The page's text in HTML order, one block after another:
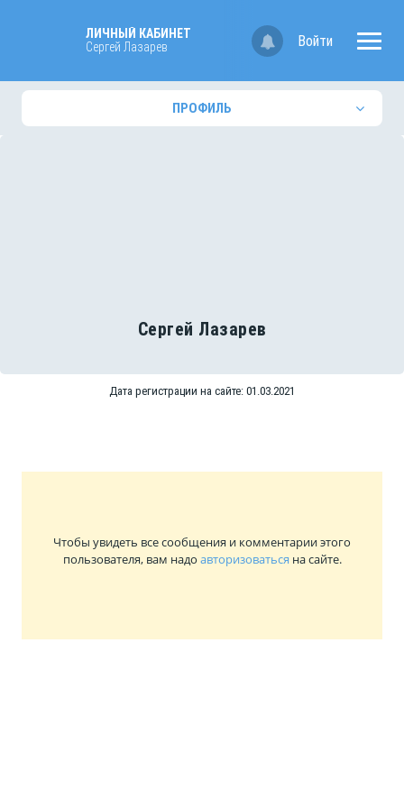
ЛИЧНЫЙ КАБИНЕТ
Сергей Лазарев
Войти
ПРОФИЛЬ
Сергей Лазарев
Дата регистрации на сайте: 01.03.2021
Чтобы увидеть все сообщения и комментарии этого
пользователя, вам надо авторизоваться на сайте.